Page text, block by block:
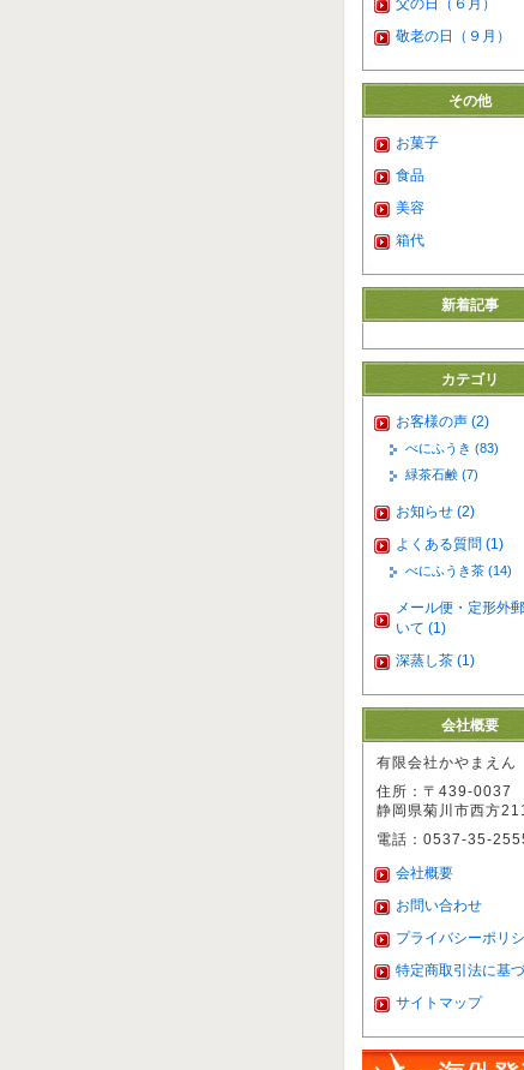
父の日（６月）
敬老の日（９月）
その他
お菓子
食品
美容
箱代
新着記事
カテゴリ
お客様の声 (2)
べにふうき (83)
緑茶石鹸 (7)
お知らせ (2)
よくある質問 (1)
べにふうき茶 (14)
メール便・定形外
いて (1)
深蒸し茶 (1)
会社概要
有限会社かやまえん
住所：〒439-0037
静岡県菊川市西方
電話：0537-35-
会社概要
お問い合わせ
プライバシーポリ
特定商取引法に基
サイトマップ